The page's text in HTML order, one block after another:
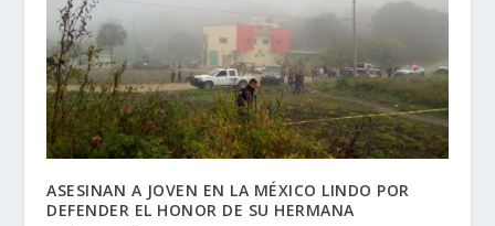
ASESINAN A JOVEN EN LA MÉXICO LINDO POR
DEFENDER EL HONOR DE SU HERMANA